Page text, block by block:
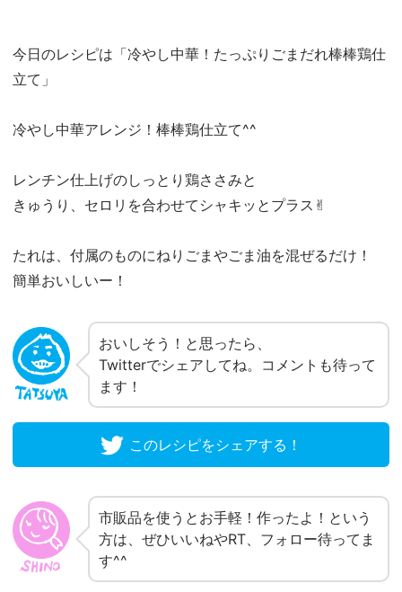
今日のレシピは「冷やし中華！たっぷりごまだれ棒棒鶏仕
立て」
冷やし中華アレンジ！棒棒鶏仕立て^^
レンチン仕上げのしっとり鶏ささみと
きゅうり、セロリを合わせてシャキッとプラス✌︎
たれは、付属のものにねりごまやごま油を混ぜるだけ！
簡単おいしいー！
おいしそう！と思ったら、
Twitterでシェアしてね。コメントも待って
ます！
このレシピをシェアする！
市販品を使うとお手軽！作ったよ！という
方は、ぜひいいねやRT、フォロー待ってま
す^^